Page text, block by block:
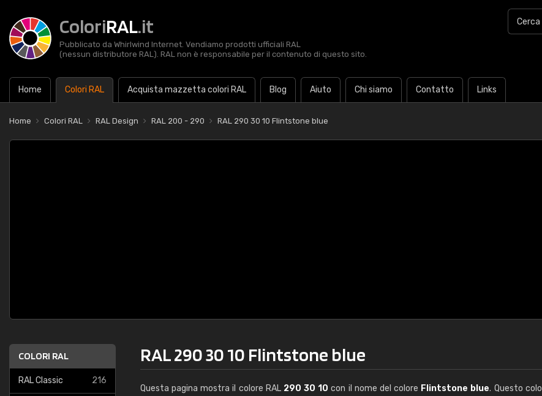
ColoriRAL.it
Pubblicato da Whirlwind Internet. Vendiamo prodotti ufficiali RAL
(nessun distributore RAL). RAL non è responsabile per il contenuto di questo sito.
Home Colori RAL Acquista mazzetta colori RAL Blog Aiuto Chi siamo Contatto Links
Home Colori RAL RAL Design RAL 200 - 290 RAL 290 30 10 Flintstone blue
COLORI RAL
RAL Classic 216
RAL 290 30 10 Flintstone blue
Questa pagina mostra il colore RAL 290 30 10 con il nome del colore Flintstone blue. Questo